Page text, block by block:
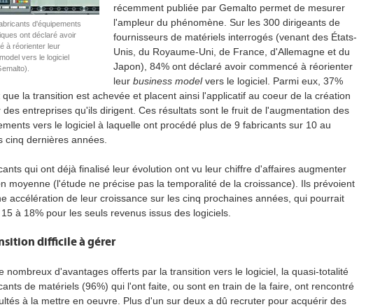
d'équipements
ont déclaré avoir
à réorienter leur
vers le logiciel
récemment publiée par Gemalto permet de mesurer
l'ampleur du phénomène. Sur les 300 dirigeants de
fournisseurs de matériels interrogés (venant des États-
Unis, du Royaume-Uni, de France, d'Allemagne et du
Japon), 84% ont déclaré avoir commencé à réorienter
leur business modelvers le logiciel. Parmi eux, 37%
que la transition est achevée et placent ainsi l'applicatif au coeur de la création
des entreprises qu'ils dirigent. Ces résultats sont le fruit de l'augmentation des
vers le logiciel à laquelle ont procédé plus de 9 fabricants sur 10 au
cinq dernières années.
qui ont déjà finalisé leur évolution ont vu leur chiffre d'affaires augmenter
moyenne (l'étude ne précise pas la temporalité de la croissance). Ils prévoient
accélération de leur croissance sur les cinq prochaines années, qui pourrait
à 18% pour les seuls revenus issus des logiciels.
difficile à gérer
nombreux d'avantages offerts par la transition vers le logiciel, la quasi-totalité
de matériels (96%) qui l'ont faite, ou sont en train de la faire, ont rencontré
à la mettre en oeuvre. Plus d'un sur deux a dû recruter pour acquérir des
En cybersécurité, l'IA joue un
aidant à détecter et à
automatiser les processus
1
L'IA, déjà bien
solutions de
La sécurité des IA
IA et conformité :
pour les entreprises
5
Une IA de
plus sûre ?